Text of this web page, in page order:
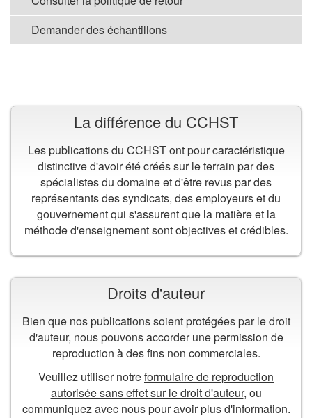
Demander des échantillons
La différence du CCHST
Les publications du CCHST ont pour caractéristique
distinctive d'avoir été créés sur le terrain par des
spécialistes du domaine et d'être revus par des
représentants des syndicats, des employeurs et du
gouvernement qui s'assurent que la matière et la
méthode d'enseignement sont objectives et crédibles.
Droits d'auteur
Bien que nos publications soient protégées par le droit
d'auteur, nous pouvons accorder une permission de
reproduction à des fins non commerciales.
Veuillez utiliser notreformulaire de reproduction
autorisée sans effet sur le droit d'auteur, ou
communiquez avec nous pour avoir plus d'information.